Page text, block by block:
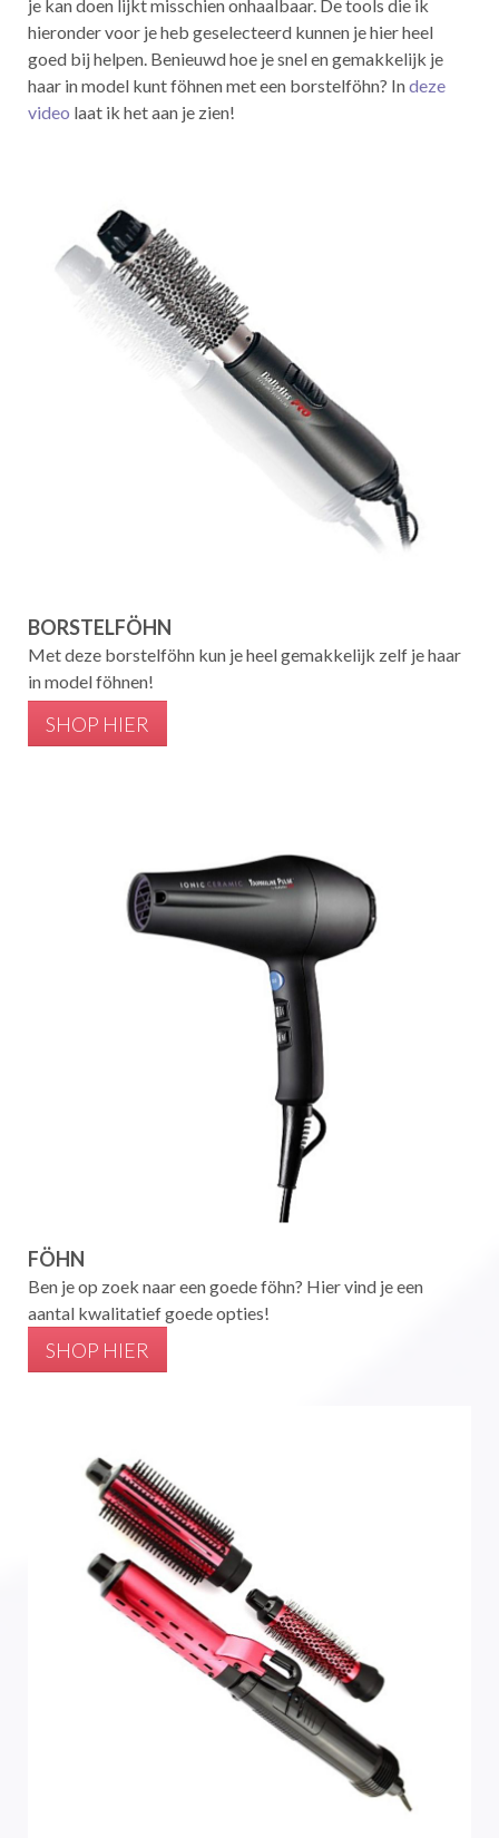
je kan doen lijkt misschien onhaalbaar. De tools die ik
hieronder voor je heb geselecteerd kunnen je hier heel
goed bij helpen. Benieuwd hoe je snel en gemakkelijk je
haar in model kunt föhnen met een borstelföhn? Indeze
video laat ik het aan je zien!
BORSTELFÖHN
Met deze borstelföhn kun je heel gemakkelijk zelf je haar
in model föhnen!
SHOP HIER
FÖHN
Ben je op zoek naar een goede föhn? Hier vind je een
aantal kwalitatief goede opties!
SHOP HIER